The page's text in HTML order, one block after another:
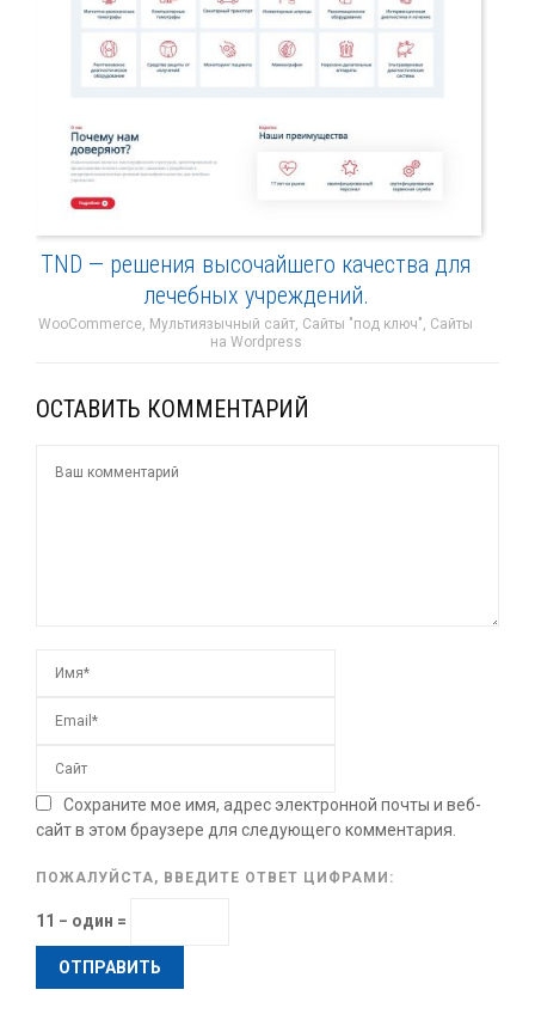
TND — решения высочайшего качества для
лечебных учреждений.
WooCommerce, Мультиязычный сайт, Сайты "под ключ", Сайты
на Wordpress
ОСТАВИТЬ КОММЕНТАРИЙ
Сохраните мое имя, адрес электронной почты и веб-
сайт в этом браузере для следующего комментария.
ПОЖАЛУЙСТА, ВВЕДИТЕ ОТВЕТ ЦИФРАМИ:
11 − один =